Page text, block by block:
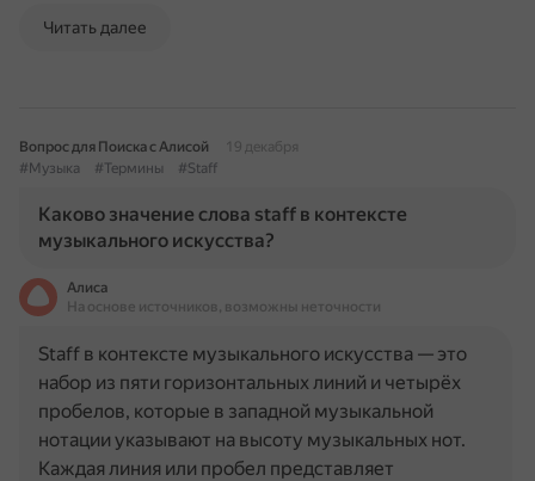
Читать далее
Вопрос для Поиска с Алисой
19 декабря
#Музыка
#Термины #Staff
Каково значение слова staff в контексте
музыкального искусства?
Алиса
На основе источников, возможны неточности
Staff в контексте музыкального искусства — это
набор из пяти горизонтальных линий и четырёх
пробелов, которые в западной музыкальной
нотации указывают на высоту музыкальных нот.
Каждая линия или пробел представляет